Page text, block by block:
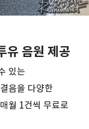
유 음원 제공
있는
음을 다양한
월 1건씩 무료로